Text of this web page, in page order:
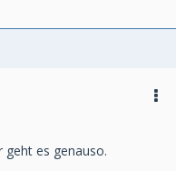
es genauso.